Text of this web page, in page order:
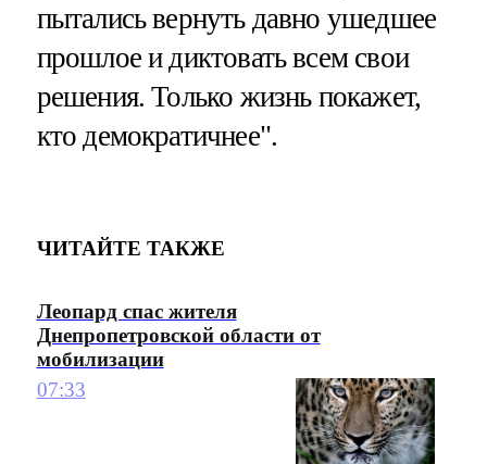
пытались вернуть давно ушедшее
прошлое и диктовать всем свои
решения. Только жизнь покажет,
кто демократичнее".
ЧИТАЙТЕ ТАКЖЕ
Леопард спас жителя
Днепропетровской области от
мобилизации
07:33